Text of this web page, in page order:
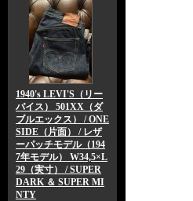
1940's LEVI'S（リー
バイス） 501XX（ダ
ブルエックス） / ONE
SIDE（片面） / レザ
ーパッチモデル（194
7年モデル） W34,5×L
29（実寸） / SUPER
DARK ＆ SUPER MI
NTY